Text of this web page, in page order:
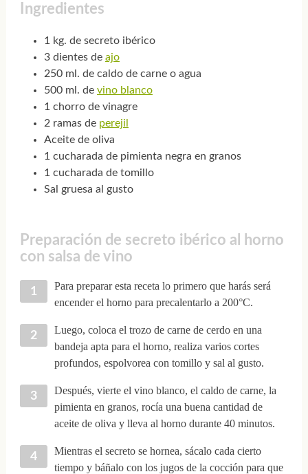
Ingredientes
1 kg. de secreto ibérico
3 dientes de ajo
250 ml. de caldo de carne o agua
500 ml. de vino blanco
1 chorro de vinagre
2 ramas de perejil
Aceite de oliva
1 cucharada de pimienta negra en granos
1 cucharada de tomillo
Sal gruesa al gusto
Preparación de secreto ibérico al horno
con salsa de vino
Para preparar esta receta lo primero que harás será
encender el horno para precalentarlo a 200°C.
Luego, coloca el trozo de carne de cerdo en una
bandeja apta para el horno, realiza varios cortes
profundos, espolvorea con tomillo y sal al gusto.
Después, vierte el vino blanco, el caldo de carne, la
pimienta en granos, rocía una buena cantidad de
aceite de oliva y lleva al horno durante 40 minutos.
Mientras el secreto se hornea, sácalo cada cierto
tiempo y báñalo con los jugos de la cocción para que